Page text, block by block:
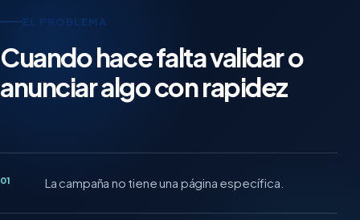
EL PROBLEMA
Cuando hace falta validar o
anunciar algo con rapidez
01 La campaña no tiene una página específica.